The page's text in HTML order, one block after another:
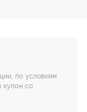
по условиям
купон со